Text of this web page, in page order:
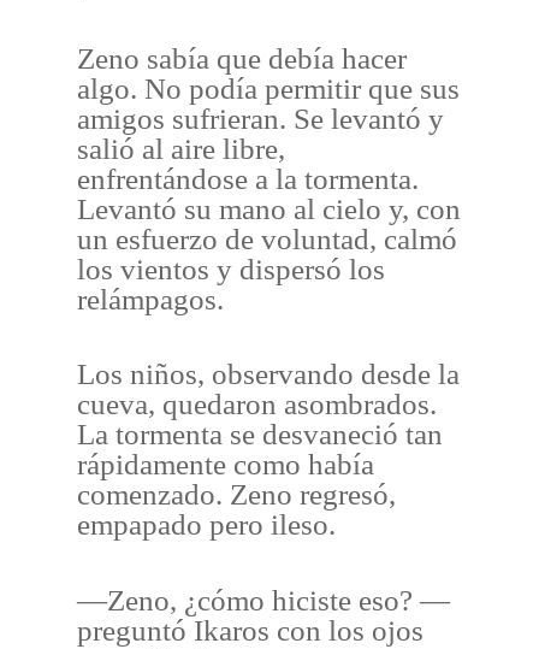
Zeno sabía que debía hacer
algo. No podía permitir que sus
amigos sufrieran. Se levantó y
salió al aire libre,
enfrentándose a la tormenta.
Levantó su mano al cielo y, con
un esfuerzo de voluntad, calmó
los vientos y dispersó los
relámpagos.
Los niños, observando desde la
cueva, quedaron asombrados.
La tormenta se desvaneció tan
rápidamente como había
comenzado. Zeno regresó,
empapado pero ileso.
—Zeno, ¿cómo hiciste eso? —
preguntó Ikaros con los ojos